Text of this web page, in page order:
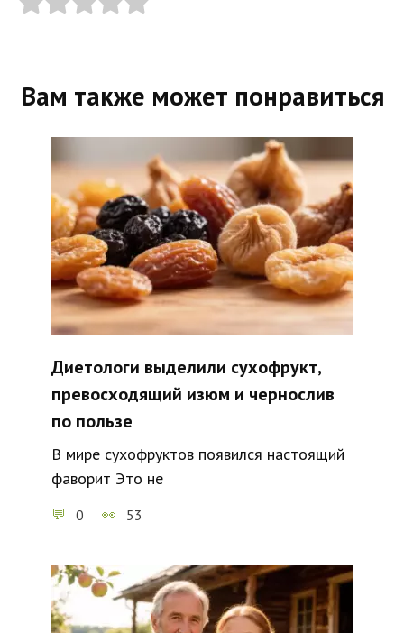
Вам также может понравиться
Диетологи выделили сухофрукт,
превосходящий изюм и чернослив
по пользе
В мире сухофруктов появился настоящий
фаворит Это не
0 53